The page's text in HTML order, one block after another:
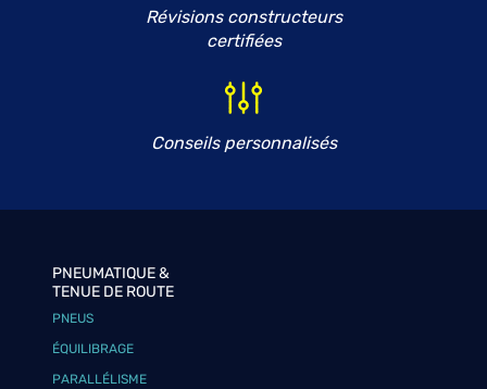
Révisions constructeurs
certifiées
Conseils personnalisés
PNEUMATIQUE &
TENUE DE ROUTE
PNEUS
ÉQUILIBRAGE
PARALLÉLISME